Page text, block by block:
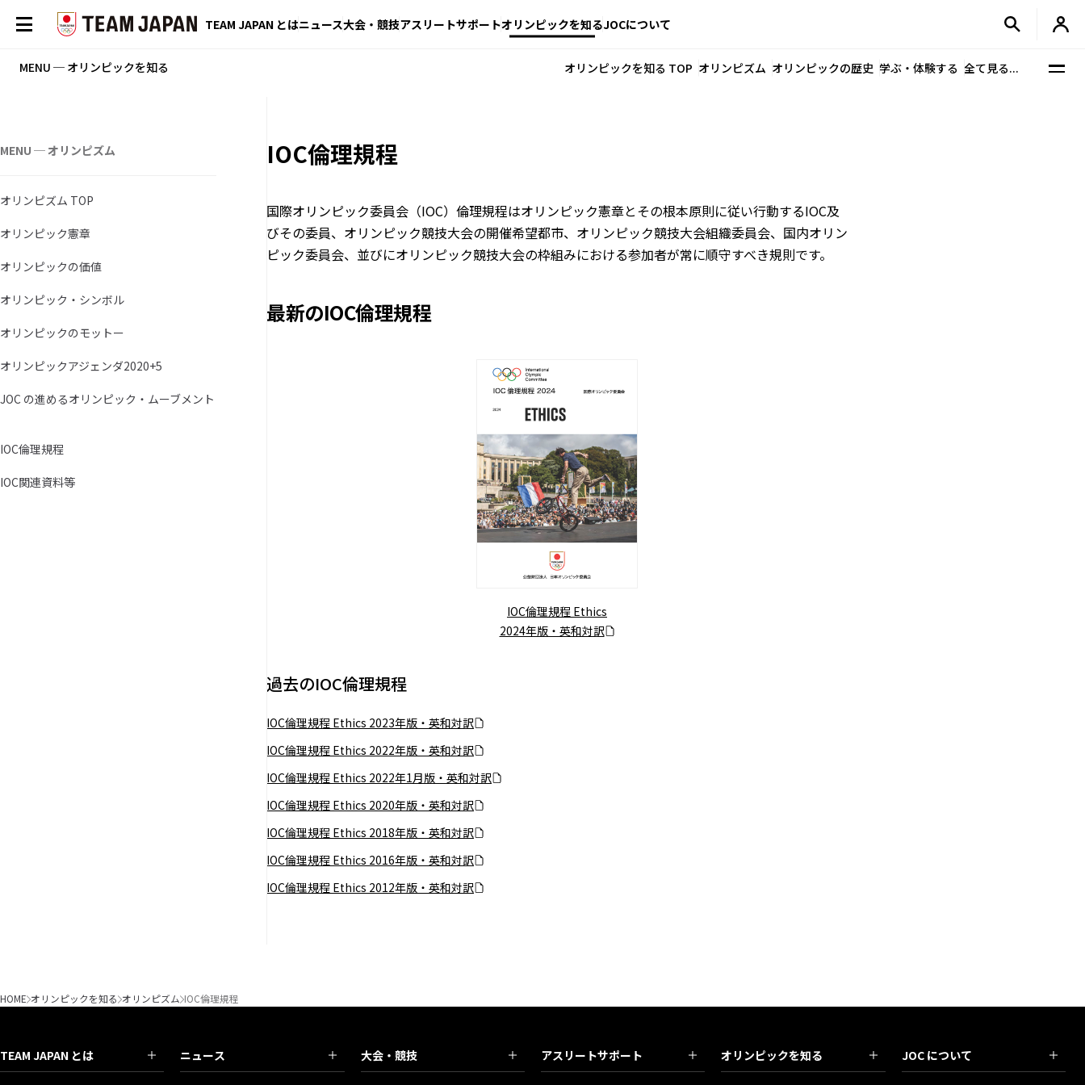
TEAM JAPAN とはニュース大会・競技アスリートサポートオリンピックを知るJOCについて
MENU ─ オリンピックを知る オリンピックを知る TOP オリンピズム オリンピックの歴史 学ぶ・体験する 全て見る...
MENU ─ オリンピズム
オリンピズム TOP
オリンピック憲章
オリンピックの価値
オリンピック・シンボル
オリンピックのモットー
オリンピックアジェンダ2020+5
JOC の進めるオリンピック・ムーブメント
IOC倫理規程
IOC関連資料等
IOC倫理規程
国際オリンピック委員会（IOC）倫理規程はオリンピック憲章とその根本原則に従い行動するIOC及
びその委員、オリンピック競技大会の開催希望都市、オリンピック競技大会組織委員会、国内オリン
ピック委員会、並びにオリンピック競技大会の枠組みにおける参加者が常に順守すべき規則です。
最新のIOC倫理規程
IOC倫理規程 Ethics
2024年版・英和対訳
過去のIOC倫理規程
IOC倫理規程 Ethics 2023年版・英和対訳
IOC倫理規程 Ethics 2022年版・英和対訳
IOC倫理規程 Ethics 2022年1月版・英和対訳
IOC倫理規程 Ethics 2020年版・英和対訳
IOC倫理規程 Ethics 2018年版・英和対訳
IOC倫理規程 Ethics 2016年版・英和対訳
IOC倫理規程 Ethics 2012年版・英和対訳
HOME オリンピックを知る オリンピズム IOC倫理規程
TEAM JAPAN とは ニュース 大会・競技 アスリートサポート オリンピックを知る JOC について